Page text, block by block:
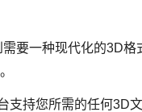
要一种现代化的3D格
支持您所需的任何3D